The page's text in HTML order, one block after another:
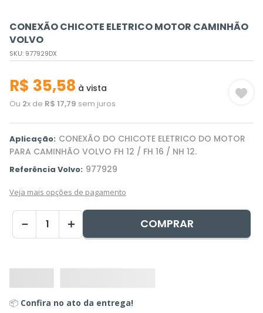
CONEXÃO CHICOTE ELETRICO MOTOR CAMINHÃO
VOLVO
SKU: 977929DX
R$ 35,58 à vista
Ou 2x de R$ 17,79 sem juros
Aplicação: CONEXÃO DO CHICOTE ELETRICO DO MOTOR
PARA CAMINHÃO VOLVO FH 12 / FH 16 / NH 12.
Referência Volvo: 977929
Veja mais opções de pagamento
＋
－ COMPRAR
📦 Confira no ato da entrega!